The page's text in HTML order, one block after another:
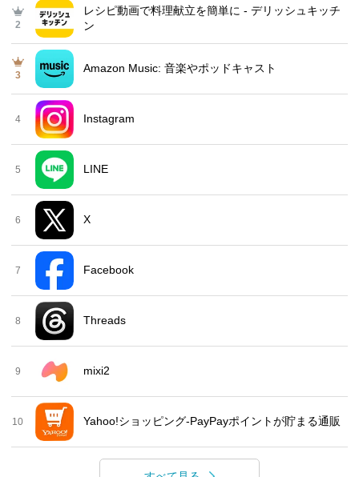
2
レシピ動画で料理献立を簡単‪に - デリッシュキッチ
ン
3
Amazon Music: 音楽やポッドキャスト
4 Instagram
5 LINE
6 X
7 Facebook
8 Threads
9 mixi2
10 Yahoo!ショッピング-PayPayポイントが貯まる通販